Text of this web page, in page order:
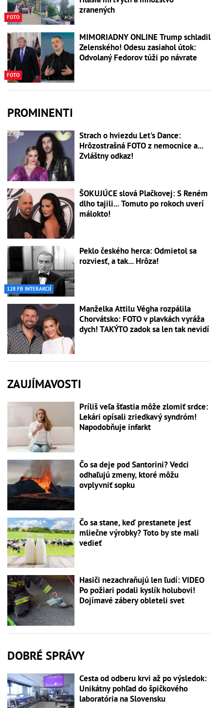
FOTO
zranených
FOTO
MIMORIADNY ONLINE Trump schladil
Zelenského! Odesu zasiahol útok:
Odvolaný Fedorov túži po návrate
PROMINENTI
Strach o hviezdu Let's Dance:
Hrôzostrašná FOTO z nemocnice a...
Zvláštny odkaz!
ŠOKUJÚCE slová Plačkovej: S Reném
dlho tajili... Tomuto po rokoch uverí
málokto!
128 FB INTERAKCIÍ
Peklo českého herca: Odmietol sa
rozviesť, a tak... Hrôza!
Manželka Attilu Végha rozpálila
Chorvátsko: FOTO v plavkách vyráža
dych! TAKÝTO zadok sa len tak nevidí
ZAUJÍMAVOSTI
Príliš veľa šťastia môže zlomiť srdce:
Lekári opísali zriedkavý syndróm!
Napodobňuje infarkt
Čo sa deje pod Santorini? Vedci
odhaľujú zmeny, ktoré môžu
ovplyvniť sopku
Čo sa stane, keď prestanete jesť
mliečne výrobky? Toto by ste mali
vedieť
Hasiči nezachraňujú len ľudí: VIDEO
Po požiari podali kyslík holubovi!
Dojímavé zábery obleteli svet
DOBRÉ SPRÁVY
Cesta od odberu krvi až po výsledok:
Unikátny pohľad do špičkového
laboratória na Slovensku